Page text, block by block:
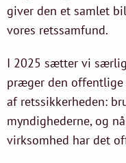
giver den et samlet
vores retssamfund.
I 2025 sætter vi
præger den offentlige
af retssikkerheden:
myndighederne, og
virksomhed har det